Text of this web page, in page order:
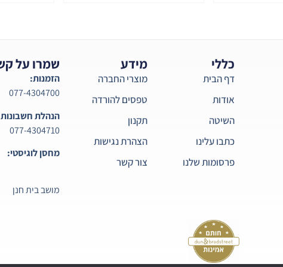
כללי
דף הבית
אודות
השיטה
כתבו עלינו
פרסומות שלנו
מידע
מוצרי החברה
טפסים להורדה
תקנון
הצהרת נגישות
צור קשר
שמרו על
הזמנות:
077-4304700
הנהלת
077-4304710
מחסן לוגיסטי:
מושב בית חנן